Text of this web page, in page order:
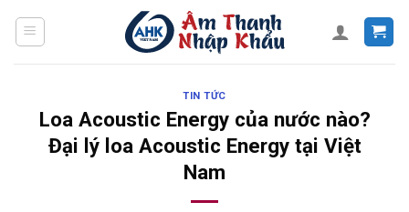
TIN TỨC
Loa Acoustic Energy của nước nào?
Đại lý loa Acoustic Energy tại Việt
Nam